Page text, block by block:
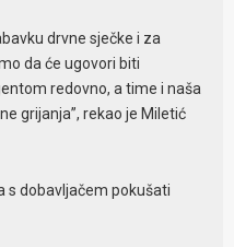
drvne sječke i za
da će ugovori biti
redovno, a time i naša
grijanja”, rekao je Miletić
s dobavljačem pokušati